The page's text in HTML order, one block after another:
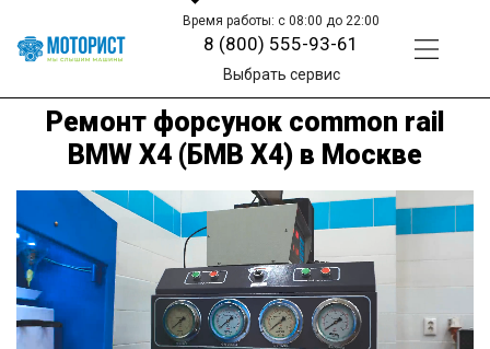
Время работы: с 08:00 до 22:00
8 (800) 555-93-61
Выбрать сервис
Ремонт форсунок common rail
BMW X4 (БМВ Х4) в Москве